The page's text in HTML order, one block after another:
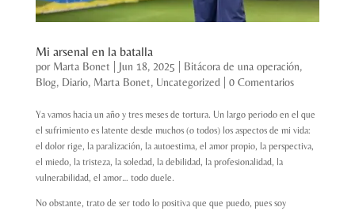
Mi arsenal en la batalla
por Marta Bonet Jun 18, 2025 Bitácora de una operación,
Blog, Diario, Marta Bonet, Uncategorized 0 Comentarios
Ya vamos hacia un año y tres meses de tortura. Un largo periodo en el que
el sufrimiento es latente desde muchos (o todos) los aspectos de mi vida:
el dolor rige, la paralización, la autoestima, el amor propio, la perspectiva,
el miedo, la tristeza, la soledad, la debilidad, la profesionalidad, la
vulnerabilidad, el amor… todo duele.
No obstante, trato de ser todo lo positiva que que puedo, pues soy